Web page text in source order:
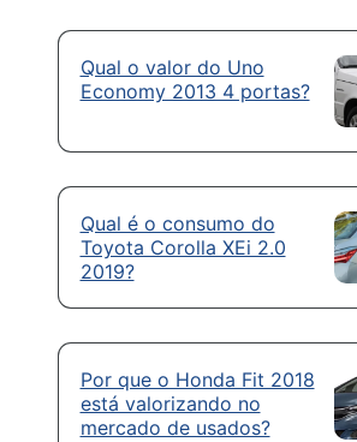
Qual o valor do Uno
Economy 2013 4 portas?
Qual é o consumo do
Toyota Corolla XEi 2.0
2019?
Por que o Honda Fit 2018
está valorizando no
mercado de usados?